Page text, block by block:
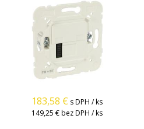
183,58 € s DPH / ks
149,25 € bez DPH / ks